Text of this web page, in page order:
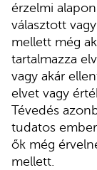
érzelmi
választott
mellett még
tartalmazza
vagy akár
elvet vagy
Tévedés
tudatos
ők még
mellett.